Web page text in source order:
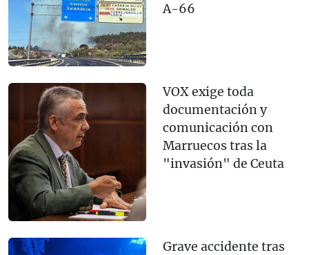
A-66
VOX exige toda
documentación y
comunicación con
Marruecos tras la
"invasión" de Ceuta
Grave accidente tras